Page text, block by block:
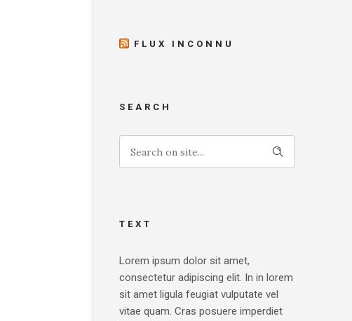
FLUX INCONNU
SEARCH
TEXT
Lorem ipsum dolor sit amet,
consectetur adipiscing elit. In in lorem
sit amet ligula feugiat vulputate vel
vitae quam. Cras posuere imperdiet